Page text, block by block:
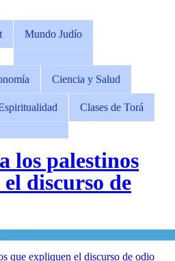
Mundo Judío
Ciencia y Salud
Clases de Torá
los palestinos
discurso de